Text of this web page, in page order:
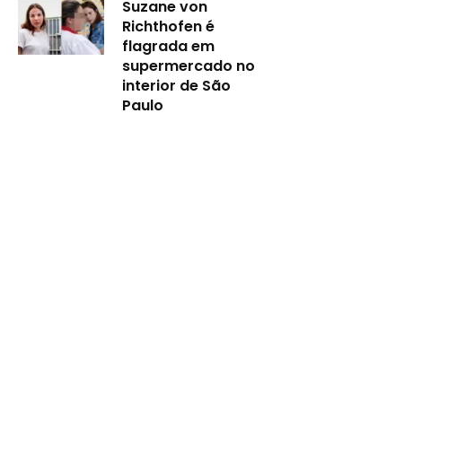
Suzane von
Richthofen é
flagrada em
supermercado no
interior de São
Paulo